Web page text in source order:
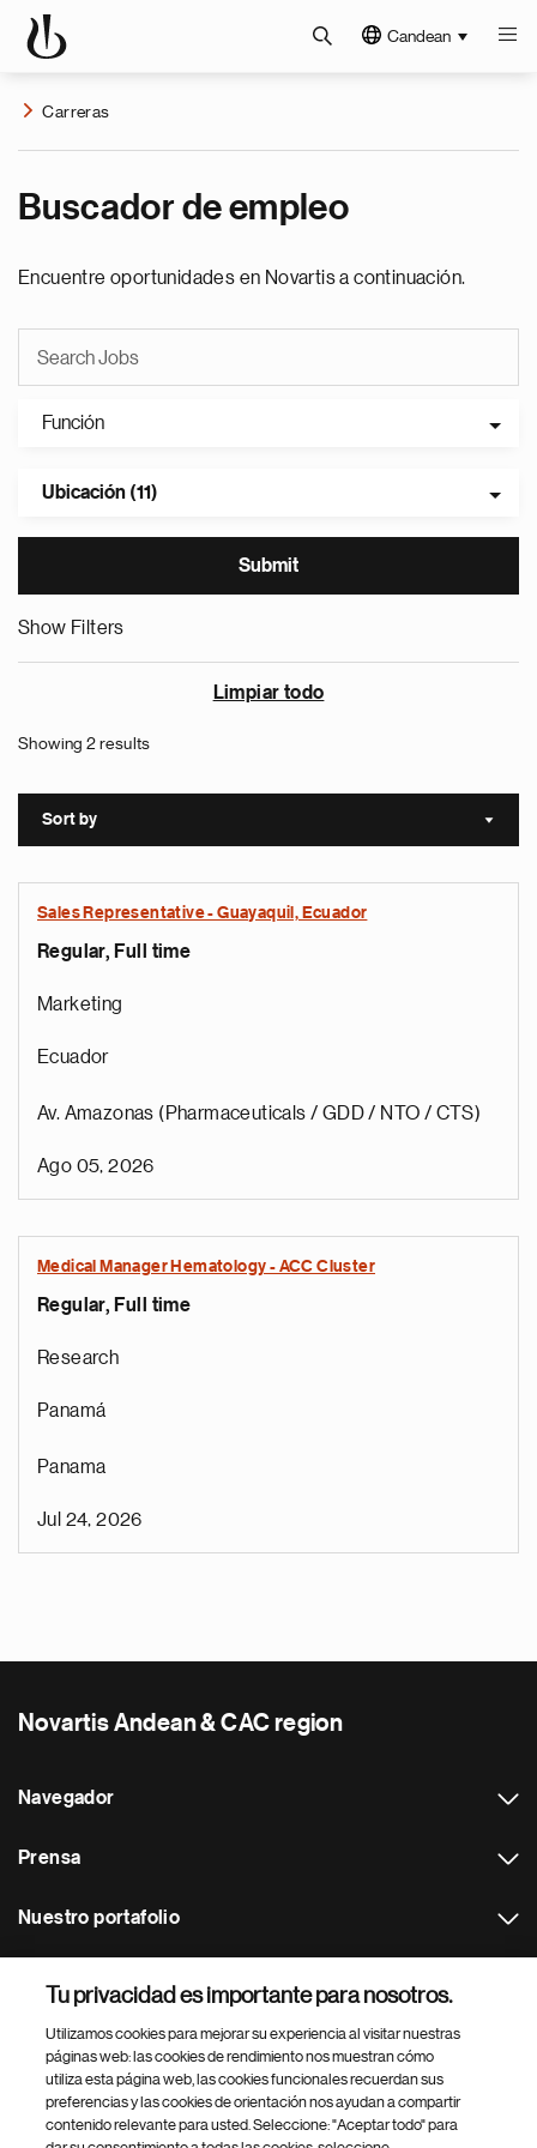
Candean
Carreras
Buscador de empleo
Encuentre oportunidades en Novartis a continuación.
Función
Ubicación (11)
Show Filters
Limpiar todo
Showing 2 results
Sort by Sort
Sales Representative - Guayaquil, Ecuador
Regular, Full time
Marketing
Ecuador
Av. Amazonas (Pharmaceuticals / GDD / NTO / CTS)
Ago 05, 2026
Medical Manager Hematology - ACC Cluster
Regular, Full time
Research
Panamá
Panama
Jul 24, 2026
Novartis Andean & CAC region
Navegador
Prensa
Nuestro portafolio
Footer Site Search
Tu privacidad es importante para nosotros.
Utilizamos cookies para mejorar su experiencia al visitar nuestras
páginas web: las cookies de rendimiento nos muestran cómo
utiliza esta página web, las cookies funcionales recuerdan sus
preferencias y las cookies de orientación nos ayudan a compartir
contenido relevante para usted. Seleccione: "Aceptar todo" para